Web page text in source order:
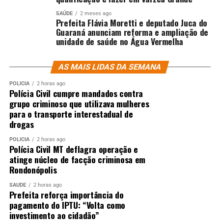
SAÚDE 2 meses ago
Prefeita Flávia Moretti e deputado Juca do
Guaraná anunciam reforma e ampliação de
unidade de saúde no Água Vermelha
AS MAIS LIDAS DA SEMANA
POLÍCIA 2 horas ago
Polícia Civil cumpre mandados contra
grupo criminoso que utilizava mulheres
para o transporte interestadual de
drogas
POLÍCIA 2 horas ago
Polícia Civil MT deflagra operação e
atinge núcleo de facção criminosa em
Rondonópolis
SAÚDE 2 horas ago
Prefeita reforça importância do
pagamento do IPTU: “Volta como
investimento ao cidadão”